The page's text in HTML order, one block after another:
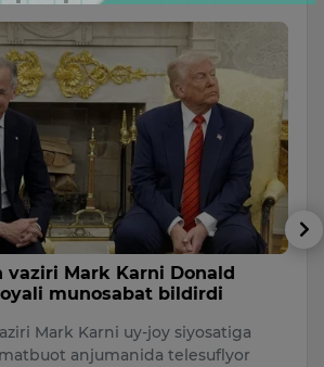
vaziri Mark Karni Donald
munosabat bildirdi
Mark Karni uy-joy siyosatiga
anjumanida telesuflyor